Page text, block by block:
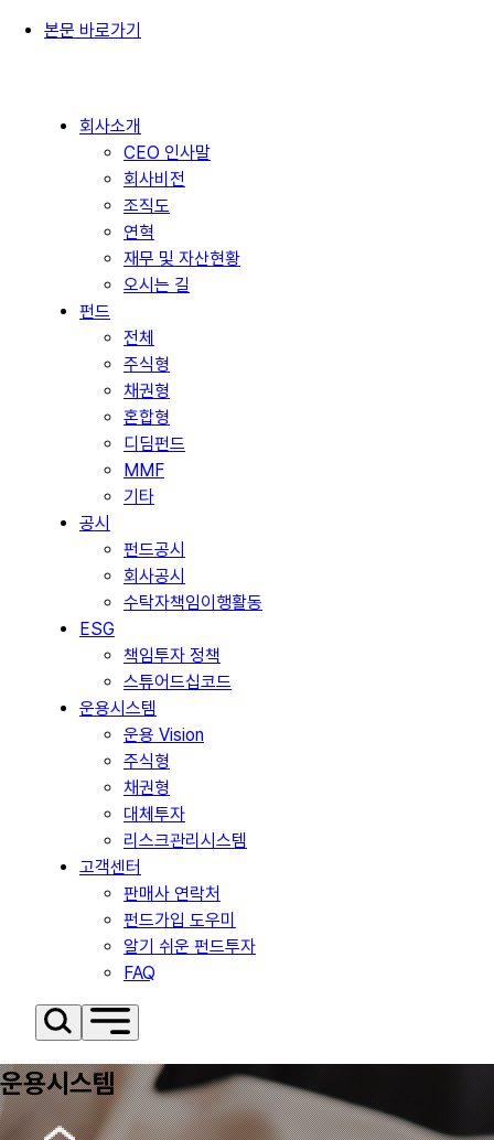
본문 바로가기
회사소개
CEO 인사말
회사비전
조직도
연혁
재무 및 자산현황
오시는 길
펀드
전체
주식형
채권형
혼합형
디딤펀드
MMF
기타
공시
펀드공시
회사공시
수탁자책임이행활동
ESG
책임투자 정책
스튜어드십코드
운용시스템
운용 Vision
주식형
채권형
대체투자
리스크관리시스템
고객센터
판매사 연락처
펀드가입 도우미
알기 쉬운 펀드투자
FAQ
운용시스템